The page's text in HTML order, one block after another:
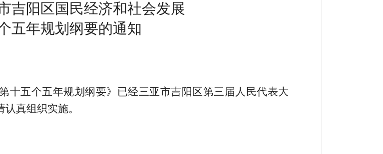
吉阳区国民经济和社会发展
五年规划纲要的通知
十五个五年规划纲要》已经三亚市吉阳区第三届人民代表大
认真组织实施。